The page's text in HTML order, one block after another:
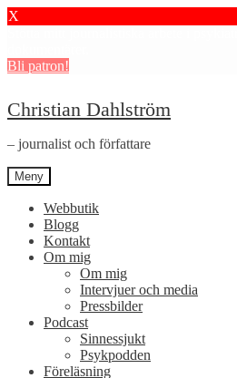
X
Bli patron!
Hoppa
till
navigering
Hoppa
till
innehåll
Christian Dahlström
– journalist och författare
Meny
Webbutik
Blogg
Kontakt
Om mig
Om mig
Intervjuer och media
Pressbilder
Podcast
Sinnessjukt
Psykpodden
Föreläsning